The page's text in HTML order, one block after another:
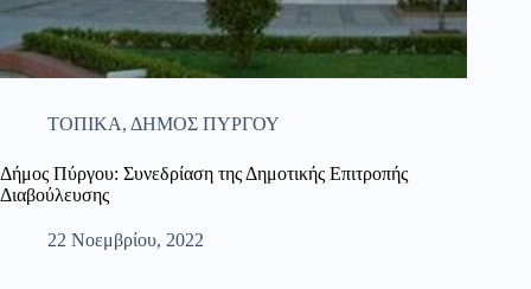
ΤΟΠΙΚΑ, ΔΗΜΟΣ ΠΥΡΓΟΥ
Δήμος Πύργου: Συνεδρίαση της Δημοτικής Επιτροπής
Διαβούλευσης
22 Νοεμβρίου, 2022